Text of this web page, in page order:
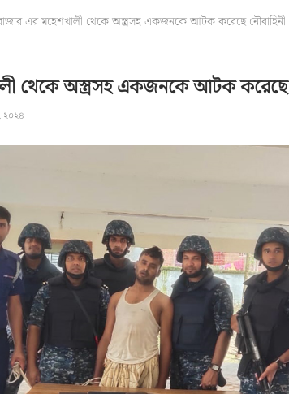
এর মহেশখালী থেকে অস্ত্রসহ একজনকে আটক করেছে নৌবাহিনী
থেকে অস্ত্রসহ একজনকে আটক করেছে
২০২৪